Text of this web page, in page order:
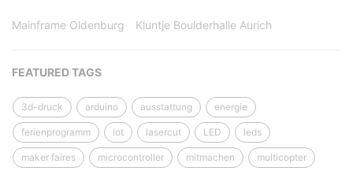
Mainframe Oldenburg Kluntje Boulderhalle Aurich
FEATURED TAGS
3d-druck arduino ausstattung energie
ferienprogramm iot lasercut LED leds
maker faires microcontroller mitmachen multicopter